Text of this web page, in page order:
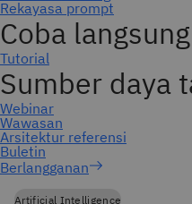
Berlangganan
Artificial Intelligence